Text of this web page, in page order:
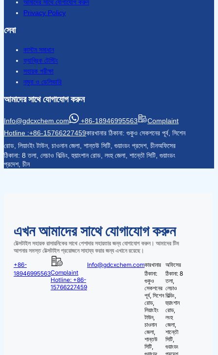
আমাদের সাথে যোগাযোগ করুন
Privacy Policy
সেবা
কাস্টম সমাধান
ফ্যাব্রিক টেস্টিং
সহায়ক পরীক্ষা
নমুনা ও ডেলিভারি
আমাদের সাথে যোগাযোগ করুন
Info@gdcxchem.com +86-18946995563
Complaint
Hotline :+86-15766227459কারখানার ঠিকানা: গুকুও সেকশনের পূর্ব, সিশেন
রোড, লিয়াংইং টাউন, চাওনান জেলা, শান্তউ সিটি, গুয়াংডং প্রদেশ, চীনঅফিসের
ঠিকানা: 8 তলা, লেচাও বিল্ডিং, হুয়াংশান রোড, লংহু জেলা, শান্তৌ সিটি, গুয়াংডং
প্রদেশ, চীন
এখন আমাদের সাথে যোগাযোগ করুন
টেক্সটাইল সহায়ক রাসায়নিকের সাথে পেশাদার সহায়তার জন্য যোগাযোগ করুন। আমাদের টিম
আপনার সমস্ত টেক্সটাইল প্রয়োজনে সাহায্য করার জন্য এখানে রয়েছে।
+86-
18946995563Complaint
Hotline: +86-
15766227459
Info@gdcxchem.comকারখানার
ঠিকানা:
গুকুও
সেকশনের
পূর্ব, সিশেন
রোড,
লিয়াংইং
টাউন,
চাওনান
জেলা,
শান্তউ
সিটি,
অফিসের
ঠিকানা: 8
তলা,
লেচাও
বিল্ডিং,
হুয়াংশান
রোড,
লংহু
জেলা,
শান্তৌ
সিটি,
গুয়াংডং